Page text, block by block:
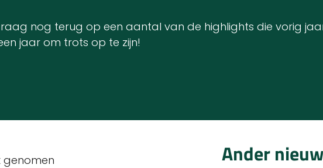
nog terug op een aantal van de highlights die vorig
jaar om trots op te zijn!
genomen
Ander